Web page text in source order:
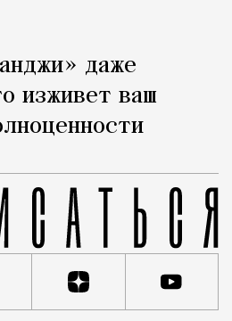
даже
изживет ваш